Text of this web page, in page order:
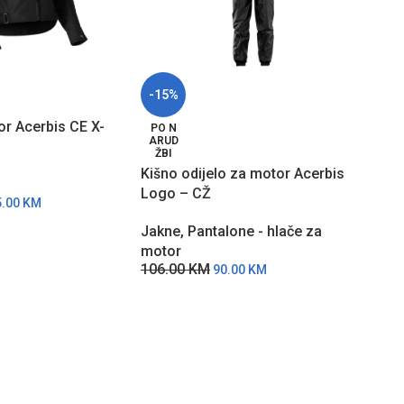
Acerbis CE X-
KM
-15%
PO N
ARUD
ŽBI
Kišno odijelo za motor Acerbis
Logo – CŽ
Jakne, Pantalone - hlače za
motor
106.00KM 90.00 KM